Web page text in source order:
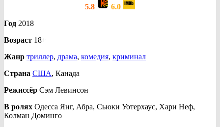
5.8
6.0
Год 2018
Возраст 18+
Жанр триллер, драма, комедия, криминал
Страна США, Канада
Режиссёр Сэм Левинсон
В ролях Одесса Янг, Абра, Сьюки Уотерхаус, Хари Неф,
Колман Доминго